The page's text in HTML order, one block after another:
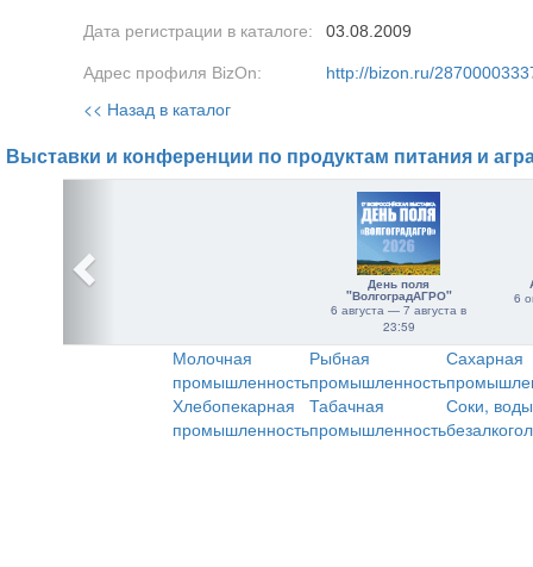
Дата регистрации в каталоге: 03.08.2009
Адрес профиля BizOn: http://bizon.ru/
<< Назад в каталог
Выставки и конференции по продуктам питания и
День поля
"ВолгоградАГРО"
6 августа — 7 августа в
23:59
6
Молочная
промышленность
Рыбная
промышленность
Сахарная
Хлебопекарная
промышленность
Табачная
промышленность
Соки,